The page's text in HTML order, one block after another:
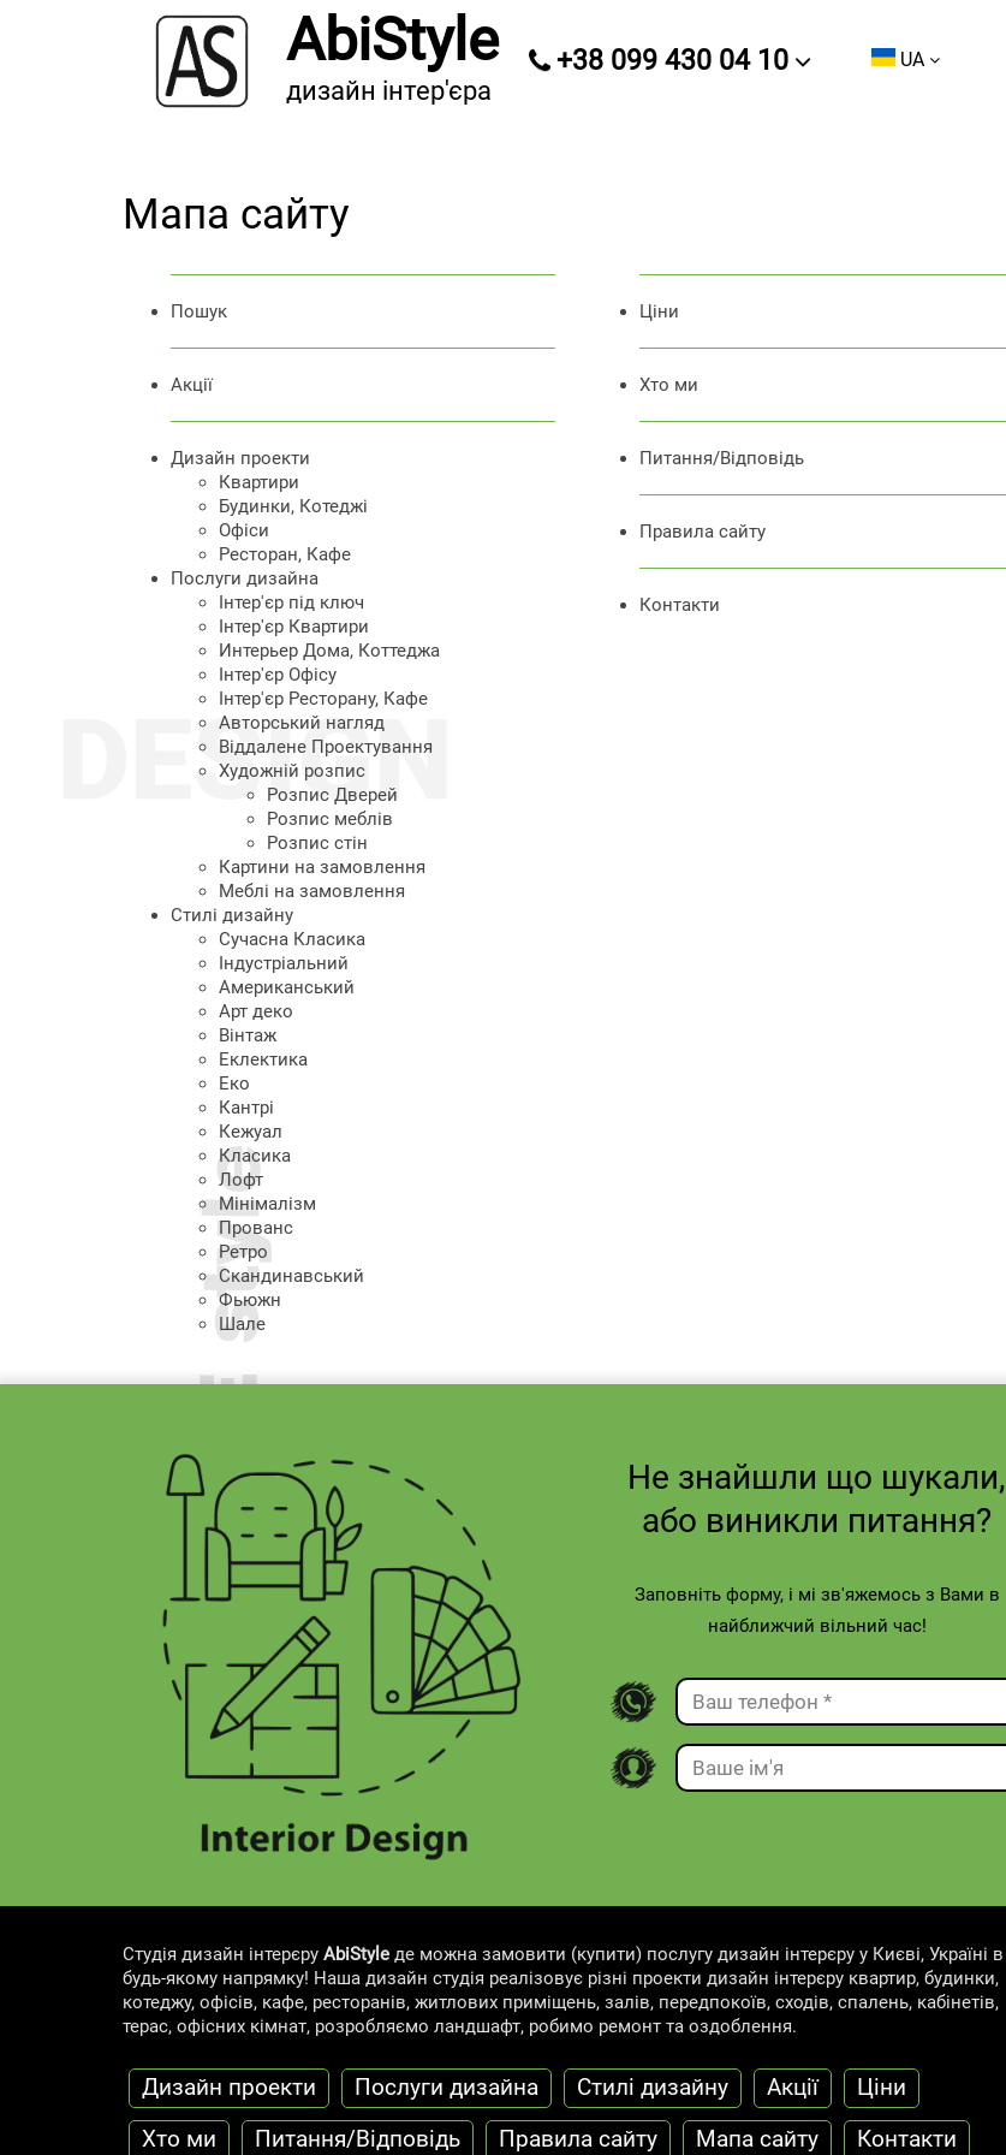
AbiStyle
дизайн інтер'єра
+38 099 430 04 10 UA
Мапа сайту
Пошук
Акції
Дизайн проекти
Квартири
Будинки, Котеджі
Офіси
Ресторан, Кафе
Послуги дизайна
Інтер'єр під ключ
Інтер'єр Квартири
Интерьер Дома, Коттеджа
Інтер'єр Офісу
Інтер'єр Ресторану, Кафе
Авторський нагляд
Віддалене Проектування
Художній розпис
Розпис Дверей
Розпис меблів
Розпис стін
Картини на замовлення
Меблі на замовлення
Cтилі дизайну
Cучасна Класика
Індустріальний
Американський
Арт деко
Вінтаж
Еклектика
Еко
Кантрі
Кежуал
Класика
Лофт
Мінімалізм
Прованс
Ретро
Скандинавський
Фьюжн
Шале
Ціни
Хто ми
Питання/Відповідь
Правила сайту
Контакти
Не знайшли що шукали,
або виникли питання?
Заповніть форму, і мі зв'яжемось з Вами в
найближчий вільний час!
Студія дизайн інтерєру AbiStyle де можна замовити (купити) послугу дизайн інтерєру у Києві, Україні в
будь-якому напрямку! Наша дизайн студія реалізовує різні проекти дизайн інтерєру квартир, будинки,
котеджу, офісів, кафе, ресторанів, житлових приміщень, залів, передпокоїв, сходів, спалень, кабінетів,
терас, офісних кімнат, розробляємо ландшафт, робимо ремонт та оздоблення.
Дизайн проекти Послуги дизайна Cтилі дизайну Акції
Ціни
Хто ми
Питання/Відповідь Правила сайту Мапа сайту Контакти